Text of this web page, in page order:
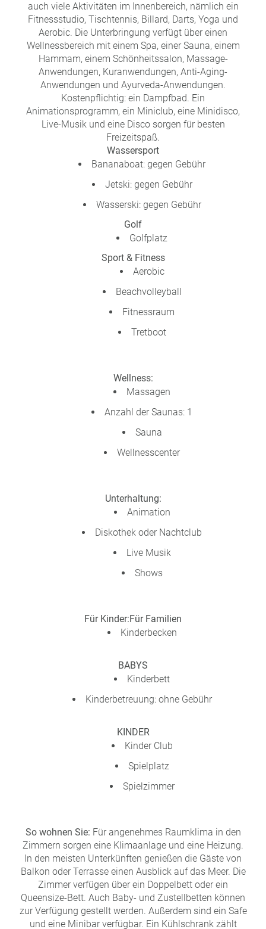
auch viele Aktivitäten im Innenbereich, nämlich ein
Fitnessstudio, Tischtennis, Billard, Darts, Yoga und
Aerobic. Die Unterbringung verfügt über einen
Wellnessbereich mit einem Spa, einer Sauna, einem
Hammam, einem Schönheitssalon, Massage-
Anwendungen, Kuranwendungen, Anti-Aging-
Anwendungen und Ayurveda-Anwendungen.
Kostenpflichtig: ein Dampfbad. Ein
Animationsprogramm, ein Miniclub, eine Minidisco,
Live-Musik und eine Disco sorgen für besten
Freizeitspaß.
Wassersport
Bananaboat: gegen Gebühr
Jetski: gegen Gebühr
Wasserski: gegen Gebühr
Golf
Golfplatz
Sport & Fitness
Aerobic
Beachvolleyball
Fitnessraum
Tretboot
Wellness:
Massagen
Anzahl der Saunas: 1
Sauna
Wellnesscenter
Unterhaltung:
Animation
Diskothek oder Nachtclub
Live Musik
Shows
Für Kinder:Für Familien
Kinderbecken
BABYS
Kinderbett
Kinderbetreuung: ohne Gebühr
KINDER
Kinder Club
Spielplatz
Spielzimmer
So wohnen Sie: Für angenehmes Raumklima in den
Zimmern sorgen eine Klimaanlage und eine Heizung.
In den meisten Unterkünften genießen die Gäste von
Balkon oder Terrasse einen Ausblick auf das Meer. Die
Zimmer verfügen über ein Doppelbett oder ein
Queensize-Bett. Auch Baby- und Zustellbetten können
zur Verfügung gestellt werden. Außerdem sind ein Safe
und eine Minibar verfügbar. Ein Kühlschrank zählt